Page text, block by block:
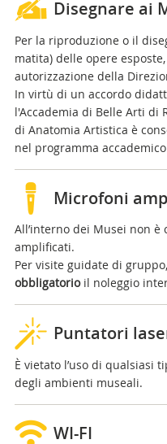
Disegnare ai
Per la riproduzione o il
matita) delle opere
autorizzazione della
In virtù di un accordo
l'Accademia di Belle Arti di
di Anatomia Artistica è
nel programma
Microfoni
All’interno dei Musei non è
amplificati.
Per visite guidate di
obbligatorioil noleggio
Puntatori
È vietato l’uso di qualsiasi
degli ambienti museali.
WI-FI